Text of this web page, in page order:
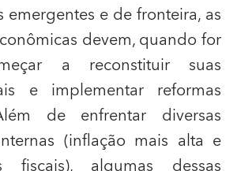
emergentes e de fronteira, as
devem, quando for
a reconstituir suas
e implementar reformas
de enfrentar diversas
(inflação mais alta e